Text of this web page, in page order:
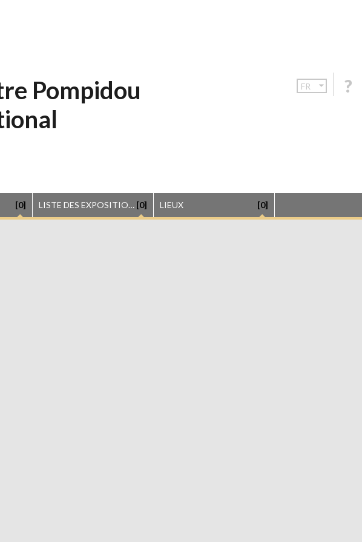
Pompidou
FR
[0] LISTE DES EXPOSITIONS [0] LIEUX [0]